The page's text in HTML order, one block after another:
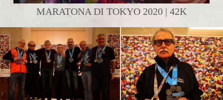
MARATONA DI TOKYO 2020 | 42K